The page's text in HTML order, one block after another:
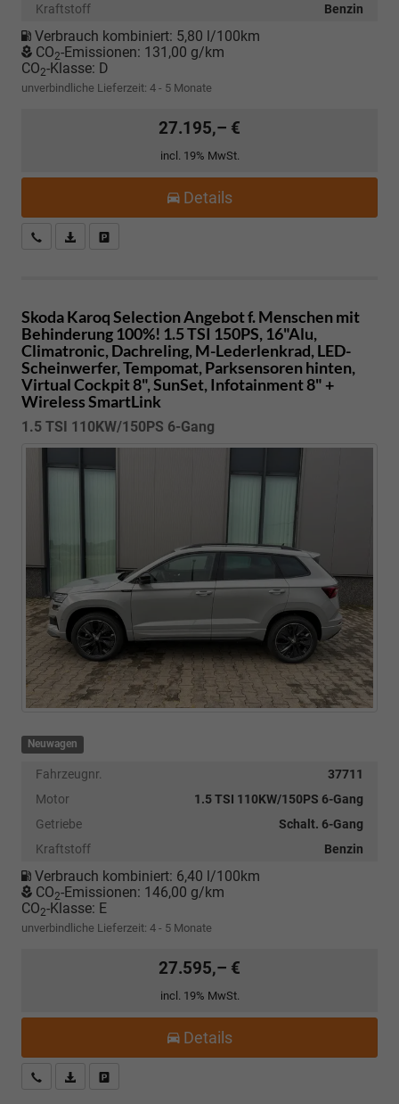
Kraftstoff
Benzin
Verbrauch kombiniert: 5,80 l/100km
CO2-Emissionen: 131,00 g/km
CO2-Klasse: D
unverbindliche Lieferzeit: 4 - 5 Monate
27.195,– €
incl. 19% MwSt.
Details
Kostenloser Rückruf-Service
PDF-Datei, Fahrzeugexposé drucken
Skoda KaroqSelection Angebot f. Menschen mit
Behinderung 100%! 1.5 TSI 150PS, 16"Alu,
Climatronic, Dachreling, M-Lederlenkrad, LED-
Scheinwerfer, Tempomat, Parksensoren hinten,
Virtual Cockpit 8", SunSet, Infotainment 8" +
Wireless SmartLink
1.5 TSI 110KW/150PS 6-Gang
Neuwagen
Fahrzeugnr.
37711
Motor
1.5 TSI 110KW/150PS 6-Gang
Getriebe
Schalt. 6-Gang
Kraftstoff
Benzin
Verbrauch kombiniert: 6,40 l/100km
CO2-Emissionen: 146,00 g/km
CO2-Klasse: E
unverbindliche Lieferzeit: 4 - 5 Monate
27.595,– €
incl. 19% MwSt.
Details
Kostenloser Rückruf-Service
PDF-Datei, Fahrzeugexposé drucken